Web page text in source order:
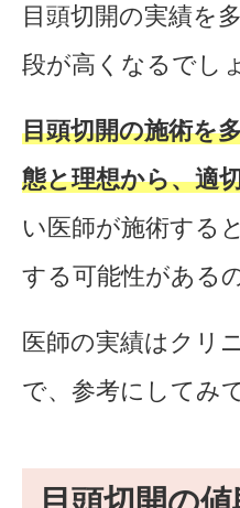
目頭切開の実績を
段が高くなるでし
目頭切開の施術を
態と理想から、適
い医師が施術する
する可能性がある
医師の実績はクリ
で、参考にしてみ